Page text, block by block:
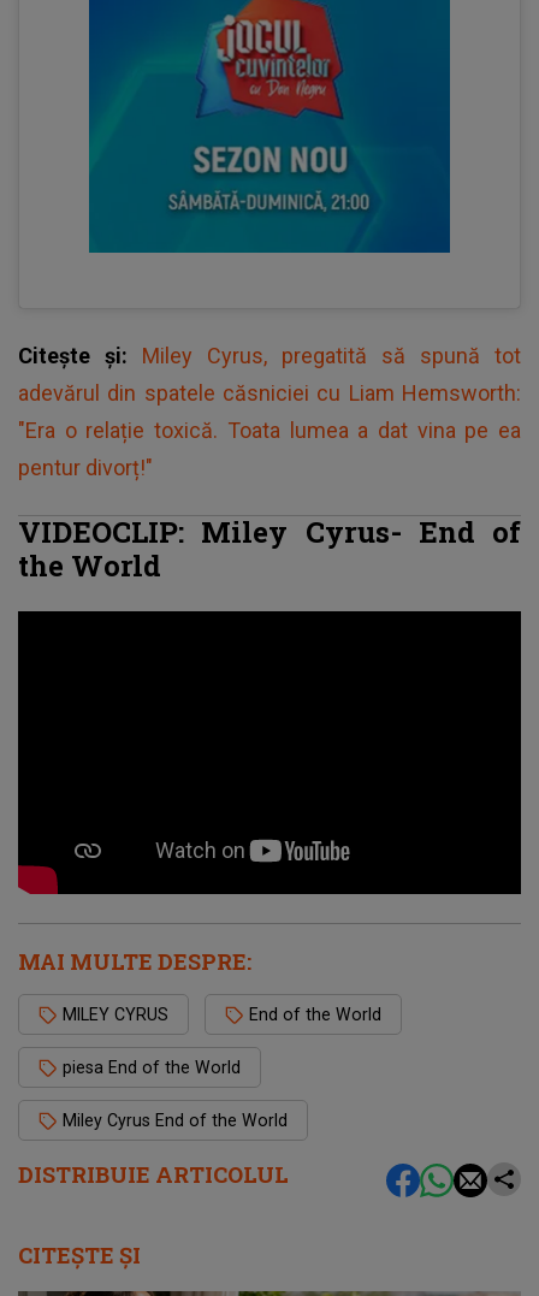
DISTRIBUIE ARTICOLUL
Citește și: Miley Cyrus, pregatită să spună tot
adevărul din spatele căsniciei cu Liam Hemsworth:
"Era o relație toxică. Toata lumea a dat vina pe ea
pentur divorț!"
VIDEOCLIP: Miley Cyrus- End of
the World
MAI MULTE DESPRE:
MILEY CYRUS End of the World
piesa End of the World
Miley Cyrus End of the World
CITEȘTE ȘI